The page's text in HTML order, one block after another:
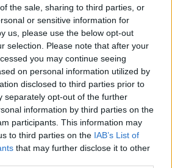
the sale, sharing to third parties, or
or sensitive information for
us, please use the below opt-out
selection. Please note that after your
you may continue seeing
on personal information utilized by
disclosed to third parties prior to
separately opt-out of the further
information by third parties on the
participants. This information may
to third parties on the IAB’s List of
that may further disclose it to other
07:00
στη θάλασσα η ψυχή (φωτο)
00:00
Πώς να μιλήσετε χωρίς να
23:00
υπογράφει το πρώτο
οι ειδήσεις